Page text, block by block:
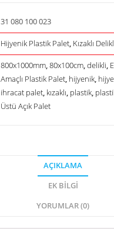
31 080 100 023
Hijyenik Plastik Palet, Kızaklı
800x1000mm,80x100cm,delikli,
Amaçlı Plastik Palet, hijyenik,
ihracat palet, kızaklı, plastik,
Üstü Açık Palet
AÇIKLAMA
EK BILGI
YORUMLAR (0)